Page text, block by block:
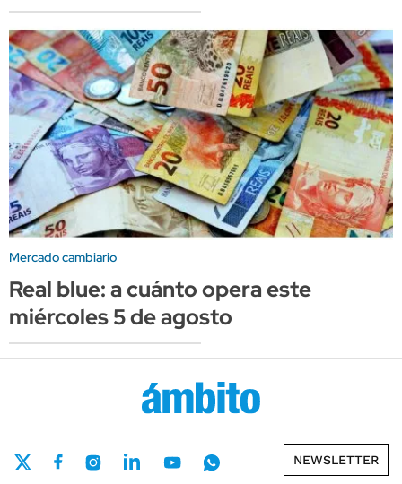
Mercado cambiario
Real blue: a cuánto opera este
miércoles 5 de agosto
NEWSLETTER